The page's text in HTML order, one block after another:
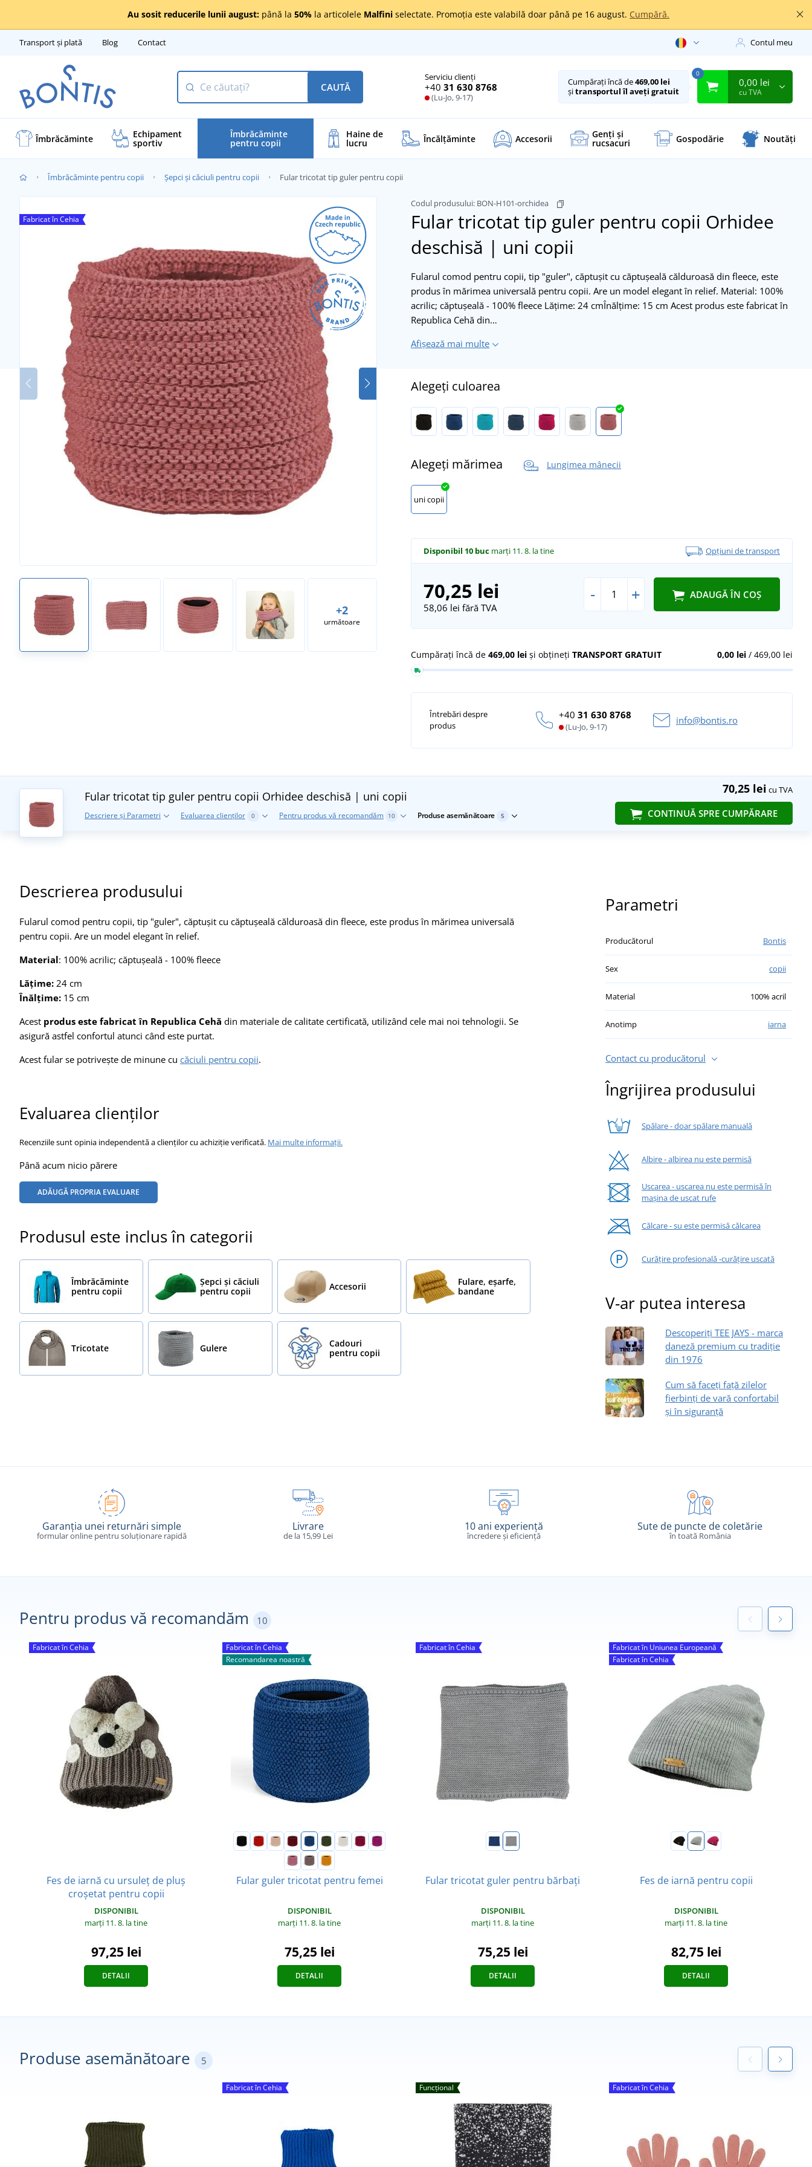
Au sosit reducerile lunii august: până la 50% la articolele Malfini selectate. Promoția este valabilă doar până pe 16 august. Cumpără.
Transport și plată Blog Contact Contul meu
Serviciu clienți
+40 31 630 8768
(Lu-Jo, 9-17)
CAUTĂ Cumpărați încă de469,00 lei
șitransportul îl aveți gratuit
0
0,00 lei
cu TVA
Îmbrăcăminte Echipament
sportiv
Îmbrăcăminte
pentru copii
Haine de
lucru Încălţăminte Accesorii Genți și
rucsacuri Gospodărie Noutăți
Îmbrăcăminte pentru copii Șepci și căciuli pentru copii Fular tricotat tip guler pentru copii
Codul produsului: BON-H101-orchidea
Fular tricotat tip guler pentru copii Orhidee
deschisă | uni copii
+2
următoare
Fabricat în Cehia
Fularul comod pentru copii, tip "guler", căptușit cu căptușeală călduroasă din fleece, este
produs în mărimea universală pentru copii. Are un model elegant în relief. Material: 100%
acrilic; căptușeală - 100% fleece Lățime: 24 cmÎnălțime: 15 cm Acest produs este fabricat în
Republica Cehă din…
Afișează mai multe
Alegeți culoarea
Alegeți mărimea Lungimea mânecii
uni copii
Disponibil 10 buc marți 11. 8. la tine Opțiuni de transport
70,25 lei
58,06 lei fără TVA
- + ADAUGĂ ÎN COȘ
0,00 lei/ 469,00 lei
Cumpărați încă de 469,00 lei și obțineți TRANSPORT GRATUIT
Întrebări despre
produs
+40 31 630 8768
(Lu-Jo, 9-17)
info@bontis.ro
70,25 lei cu TVA
CONTINUĂ SPRE CUMPĂRARE
Fular tricotat tip guler pentru copii Orhidee deschisă | uni copii
Descriere și Parametri Evaluarea clienților 0 Pentru produs vă recomandăm 10 Produse asemănătoare 5
Descrierea produsului
Fularul comod pentru copii, tip "guler", căptușit cu căptușeală călduroasă din fleece, este produs în mărimea universală
pentru copii. Are un model elegant în relief.
Material: 100% acrilic; căptușeală - 100% fleece
Lățime: 24 cm
Înălțime: 15 cm
Acest produs este fabricat în Republica Cehă din materiale de calitate certificată, utilizând cele mai noi tehnologii. Se
asigură astfel confortul atunci când este purtat.
Acest fular se potrivește de minune cu căciuli pentru copii.
Evaluarea clienților
Recenziile sunt opinia independentă a clienților cu achiziție verificată. Mai multe informații.
Până acum nicio părere
ADĂUGĂ PROPRIA EVALUARE
Produsul este inclus în categorii
Îmbrăcăminte
pentru copii
Șepci și căciuli
pentru copii
Accesorii
Fulare, eșarfe,
bandane
Tricotate Gulere
Cadouri
pentru copii
Parametri
Producătorul Bontis
Sex copii
Material 100% acril
Anotimp iarna
Contact cu producătorul
Îngrijirea produsului
Spălare - doar spălare manuală
Albire - albirea nu este permisă
Uscarea - uscarea nu este permisă în
mașina de uscat rufe
Călcare - su este permisă călcarea
Curățire profesională -curățire uscată
V-ar putea interesa
Descoperiți TEE JAYS - marca
daneză premium cu tradiție
din 1976
Cum să faceți față zilelor
fierbinți de vară confortabil
și în siguranță
Garanția unei returnări simple
formular online pentru soluționare rapidă
Livrare
de la 15,99 Lei
10 ani experiență
încredere și eficiență
Sute de puncte de coletărie
în toată România
Pentru produs vă recomandăm 10
Fabricat în Cehia
Fes de iarnă cu ursuleț de pluș
croșetat pentru copii
DISPONIBIL
marți 11. 8. la tine
97,25 lei
DETALII
Fabricat în Cehia
Recomandarea noastră
Fular guler tricotat pentru femei
DISPONIBIL
marți 11. 8. la tine
75,25 lei
DETALII
Fabricat în Cehia
Fular tricotat guler pentru bărbați
DISPONIBIL
marți 11. 8. la tine
75,25 lei
DETALII
Fabricat în Uniunea Europeană
Fabricat în Cehia
Fes de iarnă pentru copii
DISPONIBIL
marți 11. 8. la tine
82,75 lei
DETALII
Produse asemănătoare 5
Fabricat în Cehia Funcțional Fabricat în Cehia